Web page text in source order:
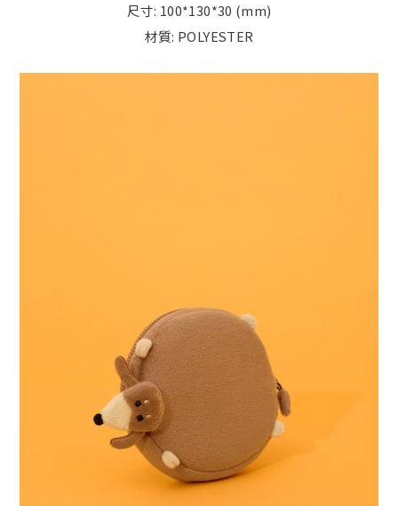
尺寸: 100*130*30 (mm)
材質: POLYESTER